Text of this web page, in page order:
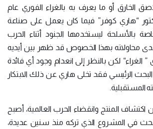
الخارق أو ما يعرف به بالغراء الفوري عام
“هاري كوفر” فيما كان يعمل على صناعة
بالأسلحة ليستخدمها الجنود أثناء الحرب
إحدى محاولاته بهذا الخصوص قد ظهر بين أيديه
الغراء“ لكن بالنظر إلى انعدام وجود أي فائدة
الرئيسي فقد تخلى هاري عن ذلك الابتكار
المستقبلية.
المنتج وانقضاء الحرب العالمية، أصبح
في المشروع الذي تركه منذ سنين عديدة،